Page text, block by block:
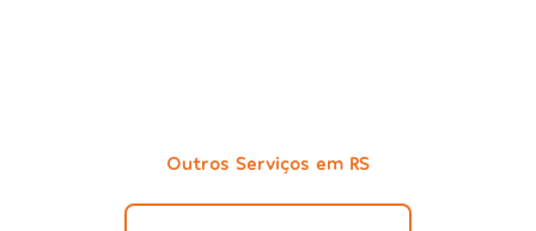
Outros Serviços em RS